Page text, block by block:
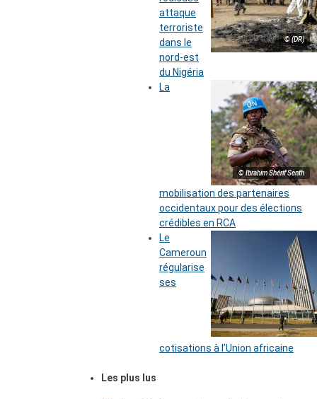
© (DR)
attaque
terroriste
dans le
nord-est
du Nigéria
© Ibrahim Shérif Senth
La
mobilisation des partenaires
occidentaux pour des élections
crédibles en RCA
Le
Cameroun
régularise
ses
cotisations à l’Union africaine
Les plus lus